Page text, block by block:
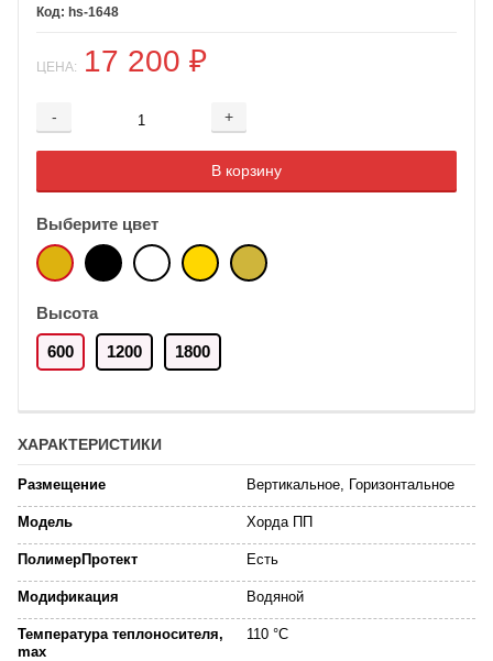
hs-1648
ЦЕНА: 17 200 ₽
- +
Добавляется...
В корзину
Добавлен
Выберите цвет
Высота
600 1200 1800
ХАРАКТЕРИСТИКИ
Размещение Вертикальное, Горизонтальное
Модель Хорда ПП
ПолимерПротект Есть
Модификация Водяной
Температура теплоносителя,
max
110 °C